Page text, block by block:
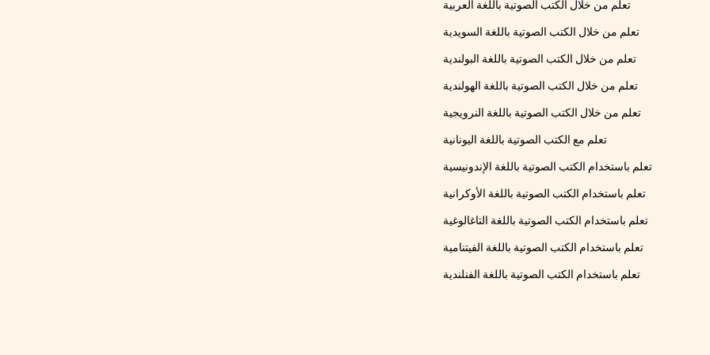
تعلم من خلال الكتب الصوتية باللغة العربية
تعلم من خلال الكتب الصوتية باللغة السويدية
تعلم من خلال الكتب الصوتية باللغة البولندية
تعلم من خلال الكتب الصوتية باللغة الهولندية
تعلم من خلال الكتب الصوتية باللغة النرويجية
تعلم مع الكتب الصوتية باللغة اليونانية
تعلم باستخدام الكتب الصوتية باللغة الإندونيسية
تعلم باستخدام الكتب الصوتية باللغة الأوكرانية
تعلم باستخدام الكتب الصوتية باللغة التاغالوغية
تعلم باستخدام الكتب الصوتية باللغة الفيتنامية
تعلم باستخدام الكتب الصوتية باللغة الفنلندية